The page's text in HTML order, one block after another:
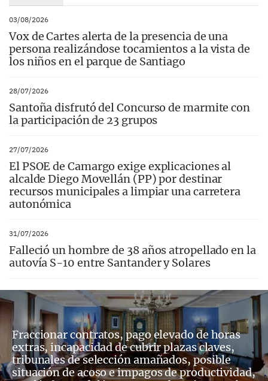
03/08/2026
Vox de Cartes alerta de la presencia de una
persona realizándose tocamientos a la vista de
los niños en el parque de Santiago
28/07/2026
Santoña disfrutó del Concurso de marmite con
la participación de 23 grupos
27/07/2026
El PSOE de Camargo exige explicaciones al
alcalde Diego Movellán (PP) por destinar
recursos municipales a limpiar una carretera
autonómica
31/07/2026
Falleció un hombre de 38 años atropellado en la
autovía S-10 entre Santander y Solares
Fraccionar contratos, pago elevado de horas
extras, incapacidad de cubrir plazas claves,
tribunales de selección amañados, posible
situación de acoso e impagos de productividad,